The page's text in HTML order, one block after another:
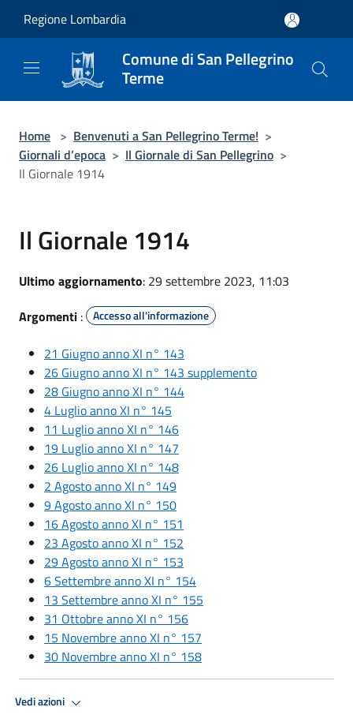
Regione Lombardia
Comune di San Pellegrino
Terme
Home > Benvenuti a San Pellegrino Terme! >
Giornali d’epoca > Il Giornale di San Pellegrino >
Il Giornale 1914
Il Giornale 1914
Ultimo aggiornamento: 29 settembre 2023, 11:03
Argomenti : Accesso all'informazione
21 Giugno anno XI n° 143
26 Giugno anno XI n° 143 supplemento
28 Giugno anno XI n° 144
4 Luglio anno XI n° 145
11 Luglio anno XI n° 146
19 Luglio anno XI n° 147
26 Luglio anno XI n° 148
2 Agosto anno XI n° 149
9 Agosto anno XI n° 150
16 Agosto anno XI n° 151
23 Agosto anno XI n° 152
29 Agosto anno XI n° 153
6 Settembre anno XI n° 154
13 Settembre anno XI n° 155
31 Ottobre anno XI n° 156
15 Novembre anno XI n° 157
30 Novembre anno XI n° 158
Vedi azioni